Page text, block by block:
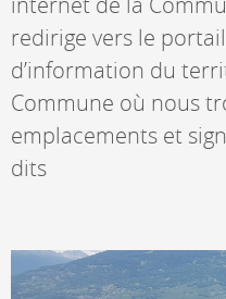
redirige vers le
d’information du
Commune où nous
emplacements et
dits